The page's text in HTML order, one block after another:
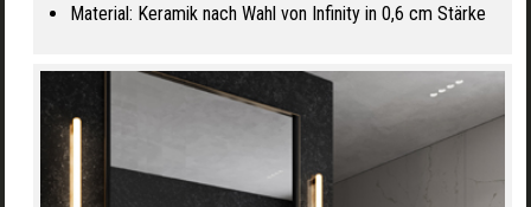
Material: Keramik nach Wahl von Infinity in 0,6 cm Stärke